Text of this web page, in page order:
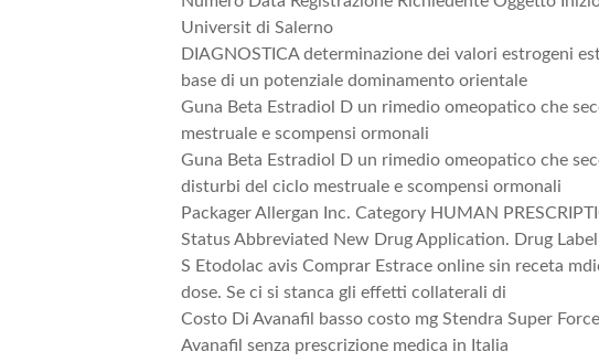
Universit di Salerno
DIAGNOSTICA determinazione dei valori estrogeni
base di un potenziale dominamento orientale
Guna Beta Estradiol D un rimedio omeopatico che
mestruale e scompensi ormonali
Guna Beta Estradiol D un rimedio omeopatico che
disturbi del ciclo mestruale e scompensi ormonali
Packager Allergan Inc. Category HUMAN
Status Abbreviated New Drug Application. Drug
S Etodolac avis Comprar Estrace online sin receta
dose. Se ci si stanca gli effetti collaterali di
Costo Di Avanafil basso costo mg Stendra Super
Avanafil senza prescrizione medica in Italia